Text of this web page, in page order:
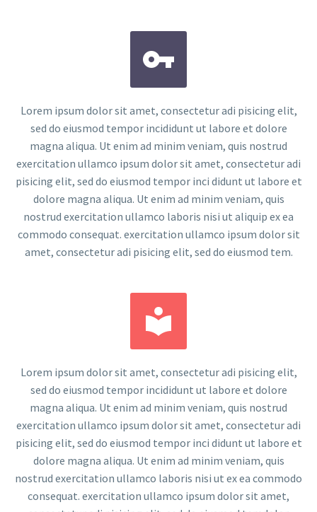


Lorem ipsum dolor sit amet, consectetur adi pisicing elit,
sed do eiusmod tempor incididunt ut labore et dolore
magna aliqua. Ut enim ad minim veniam, quis nostrud
exercitation ullamco ipsum dolor sit amet, consectetur adi
pisicing elit, sed do eiusmod tempor inci didunt ut labore et
dolore magna aliqua. Ut enim ad minim veniam, quis
nostrud exercitation ullamco laboris nisi ut aliquip ex ea
commodo consequat. exercitation ullamco ipsum dolor sit
amet, consectetur adi pisicing elit, sed do eiusmod tem.


Lorem ipsum dolor sit amet, consectetur adi pisicing elit,
sed do eiusmod tempor incididunt ut labore et dolore
magna aliqua. Ut enim ad minim veniam, quis nostrud
exercitation ullamco ipsum dolor sit amet, consectetur adi
pisicing elit, sed do eiusmod tempor inci didunt ut labore et
dolore magna aliqua. Ut enim ad minim veniam, quis
nostrud exercitation ullamco laboris nisi ut ex ea commodo
consequat. exercitation ullamco ipsum dolor sit amet,